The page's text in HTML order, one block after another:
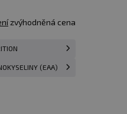
zvýhodněná cena
(EAA)